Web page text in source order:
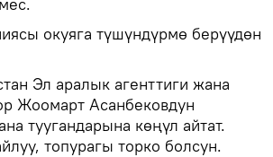
окуяга түшүндүрмө берүүдөн
Эл аралык агенттиги жана
Жоомарт Асанбековдун
туугандарына көңүл айтат.
топурагы торко болсун.